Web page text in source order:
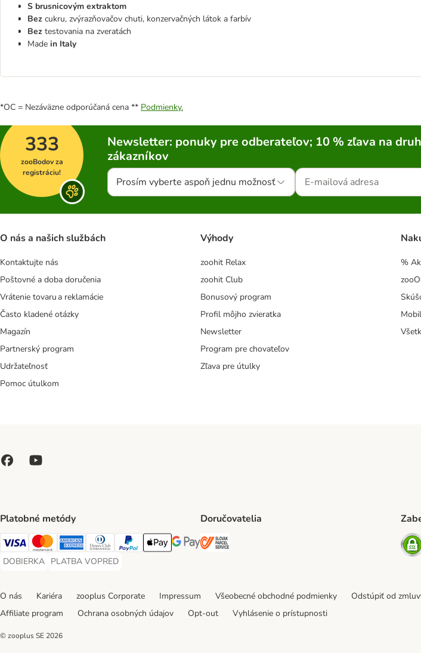
S brusnicovým extraktom
Bez cukru, zvýrazňovačov chuti, konzervačných látok a farbív
Bez testovania na zveratách
Made in Italy
*OC = Nezáväzne odporúčaná cena ** Podmienky.
333
zooBodov za
registráciu!
Newsletter: ponuky pre odberateľov; 10 % zľava na
zákazníkov
Prosím vyberte aspoň jednu možnosť
O nás a našich službách
Kontaktujte nás
Poštovné a doba doručenia
Vrátenie tovaru a reklamácie
Často kladené otázky
Magazín
Partnerský program
Udržateľnosť
Pomoc útulkom
Výhody
zoohit Relax
zoohit Club
Bonusový program
Profil môjho zvieratka
Newsletter
Program pre chovateľov
Zľava pre útulky
%
Platobné metódy
Visa Payment Method
Mastercard Payment Method
American Express Payment Method
Diners Club Payment Method
PayPal Payment Method
Apple Pay Payment Method
Google Pay Payment Method
DOBIERKA
DOBIERKA Payment Method
PLATBA VOPRED
PLATBA VOPRED Payment Method
Doručovatelia
O nás Kariéra zooplus Corporate Impressum Všeobecné obchodné podmienky Odstúpiť od
Affiliate program
Ochrana osobných údajov Opt-out Vyhlásenie o prístupnosti
© zooplus SE 2026